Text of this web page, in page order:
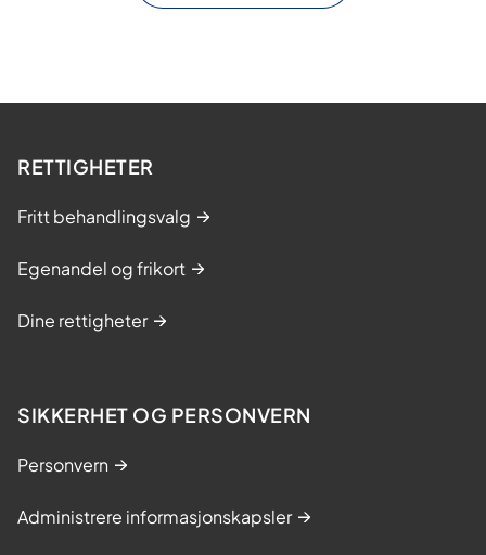
RETTIGHETER
Fritt behandlingsvalg
Egenandel og frikort
Dine rettigheter
SIKKERHET OG PERSONVERN
Personvern
Administrere informasjonskapsler